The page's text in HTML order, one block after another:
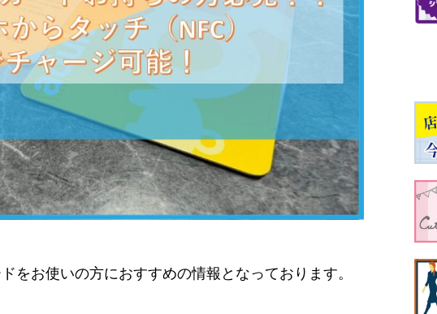
をお使いの方におすすめの情報となっております。